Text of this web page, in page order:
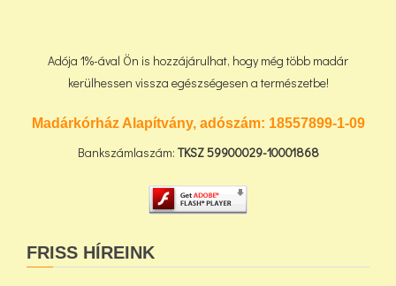
Adója 1%-ával Ön is hozzájárulhat, hogy még több madár
kerülhessen vissza egészségesen a természetbe!
Madárkórház Alapítvány, adószám: 18557899-1-09
Bankszámlaszám: TKSZ59900029-10001868
FRISS HÍREINK